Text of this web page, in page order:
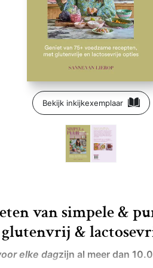
Bekijk inkijkexemplaar
van simpele &
glutenvrij &
elke dagzijn al meer dan